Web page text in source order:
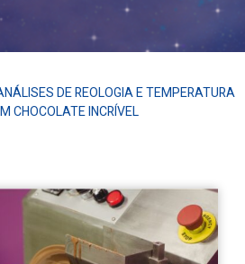
DE REOLOGIA E TEMPERATURA
CHOCOLATE INCRÍVEL